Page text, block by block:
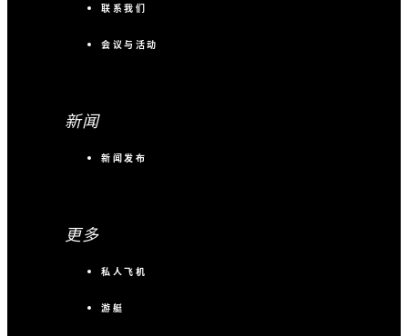
联系我们
会议与活动
新闻
新闻发布
更多
私人飞机
游艇